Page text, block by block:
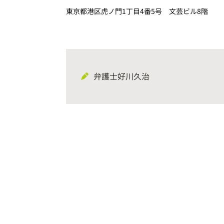
東京都港区虎ノ門1丁目4番5号 文芸ビル8階
弁護士好川久治